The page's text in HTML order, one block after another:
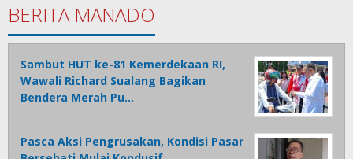
BERITA MANADO
Sambut HUT ke-81 Kemerdekaan RI,
Wawali Richard Sualang Bagikan
Bendera Merah Pu…
Pasca Aksi Pengrusakan, Kondisi Pasar